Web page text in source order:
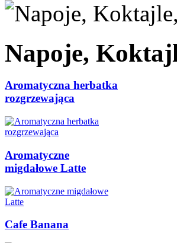
Napoje,
Aromatyczna herbatka
rozgrzewająca
Aromatyczne
migdałowe Latte
Cafe Banana